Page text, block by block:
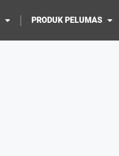
PRODUK PELUMAS